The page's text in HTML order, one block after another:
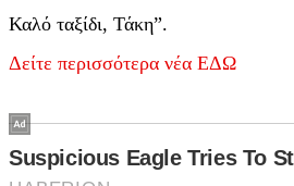
Καλό ταξίδι, Τάκη”.
Δείτε περισσότερα νέα ΕΔΩ